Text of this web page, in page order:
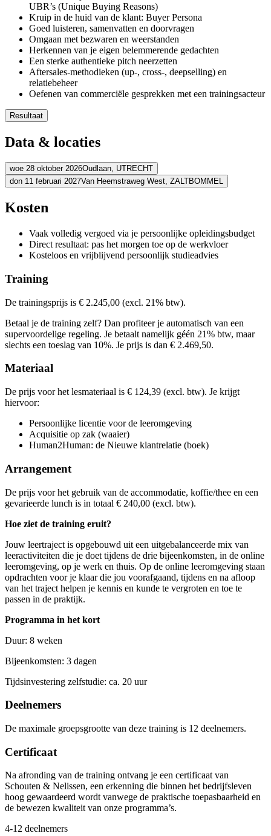
UBR’s (Unique Buying Reasons)
Kruip in de huid van de klant: Buyer Persona
Goed luisteren, samenvatten en doorvragen
Omgaan met bezwaren en weerstanden
Herkennen van je eigen belemmerende gedachten
Een sterke authentieke pitch neerzetten
Aftersales-methodieken (up-, cross-, deepselling) en
relatiebeheer
Oefenen van commerciële gesprekken met een trainingsacteur
Resultaat
Je kent en volgt de structuur van het salesproces
Je bent op authentieke wijze slagvaardig in klantgesprekken
Je sluit echt aan bij de klantbehoefte en je pakt daarop door
Je presenteert jouw oplossingen duidelijk
Je beheert actief je relaties en zet aftersales-methoden in
Data & locaties
woe 28 oktober 2026Oudlaan, UTRECHT
Adres
Gardens Business Centre Oudlaen
Prijs
Bekijk prijsopbouw
woe28-10-20269:30 - 16:30
woe11-11-20269:30 - 16:30
don 11 februari 2027Van Heemstraweg West, ZALTBOMMEL
Adres
Bekijk route
Prijs
€ 2.609,39
Kies deze startdatum
Lesdagen
don11-02-20279:30 - 16:30
don18-03-2027
Kosten
Vaak volledig vergoed via je persoonlijke opleidingsbudget
Direct resultaat: pas het morgen toe op de werkvloer
Kosteloos en vrijblijvend persoonlijk studieadvies
Training
De trainingsprijs is € 2.245,00 (excl. 21% btw).
Betaal je de training zelf? Dan profiteer je automatisch van een
supervoordelige regeling. Je betaalt namelijk géén 21% btw, maar
slechts een toeslag van 10%. Je prijs is dan € 2.469,50.
Materiaal
De prijs voor het lesmateriaal is € 124,39 (excl. btw). Je krijgt
hiervoor:
Persoonlijke licentie voor de leeromgeving
Acquisitie op zak (waaier)
Human2Human: de Nieuwe klantrelatie (boek)
Arrangement
De prijs voor het gebruik van de accommodatie, koffie/thee en een
gevarieerde lunch is in totaal € 240,00 (excl. btw).
Hoe ziet de training eruit?
Jouw leertraject is opgebouwd uit een uitgebalanceerde mix van
leeractiviteiten die je doet tijdens de drie bijeenkomsten, in de online
leeromgeving, op je werk en thuis. Op de online leeromgeving staan
opdrachten voor je klaar die jou voorafgaand, tijdens en na afloop
van het traject helpen je kennis en kunde te vergroten en toe te
passen in de praktijk.
Programma in het kort
Duur: 8 weken
Bijeenkomsten: 3 dagen
Tijdsinvestering zelfstudie: ca. 20 uur
Deelnemers
De maximale groepsgrootte van deze training is 12 deelnemers.
Certificaat
Na afronding van de training ontvang je een certificaat van
Schouten & Nelissen, een erkenning die binnen het bedrijfsleven
hoog gewaardeerd wordt vanwege de praktische toepasbaarheid en
de bewezen kwaliteit van onze programma’s.
4-12 deelnemers